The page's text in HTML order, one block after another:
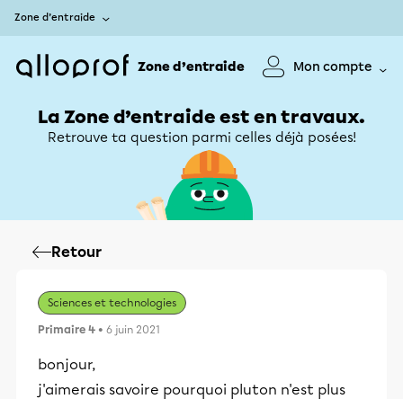
Zone d’entraide
Zone d’entraide Mon compte
La Zone d’entraide est en travaux.
Retrouve ta question parmi celles déjà posées!
Retour
Sciences et technologies
Primaire 4 • 6 juin 2021
bonjour,
j'aimerais savoire pourquoi pluton n'est plus